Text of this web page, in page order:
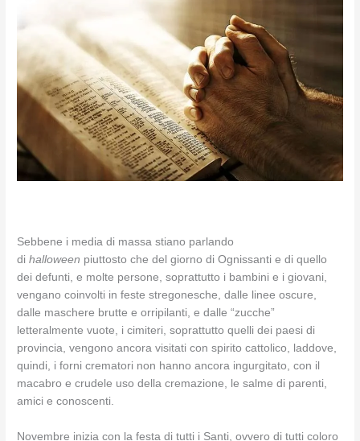
Sebbene i media di massa stiano parlando
dihalloween piuttosto che del giorno di Ognissanti e di quello
dei defunti, e molte persone, soprattutto i bambini e i giovani,
vengano coinvolti in feste stregonesche, dalle linee oscure,
dalle maschere brutte e orripilanti, e dalle “zucche”
letteralmente vuote, i cimiteri, soprattutto quelli dei paesi di
provincia, vengono ancora visitati con spirito cattolico, laddove,
quindi, i forni crematori non hanno ancora ingurgitato, con il
macabro e crudele uso della cremazione, le salme di parenti,
amici e conoscenti.
Novembre inizia con la festa di tutti i Santi, ovvero di tutti coloro